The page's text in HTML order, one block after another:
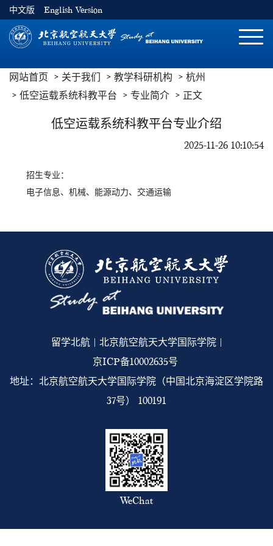
中文版 English Version
切
网站首页 关于我们 教学科研机构
杭州
低空运载系统科教平台
专业简介 正文
低空运载系统科教平台专业介绍
2025-11-26 10:10:54
招生专业：
电子信息、机械、能源动力、交通运输
留学北航 | 北京航空航天大学国际学院 |
京ICP备10002635号
地址：北京航空航天大学国际学院（中国北京海淀区学院路
37号） 100191
WeChat